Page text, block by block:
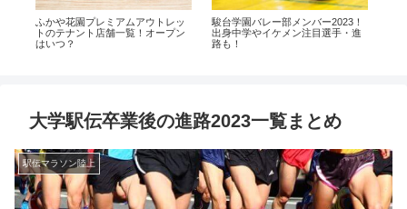
ふかや花園プレミアムアウトレッ
トのテナント店舗一覧！オープン
はいつ？
駿台学園バレー部メンバー2023！
出身中学やイケメン注目選手・進
路も！
大学駅伝卒業後の進路2023一覧まとめ
駅伝マラソン陸上